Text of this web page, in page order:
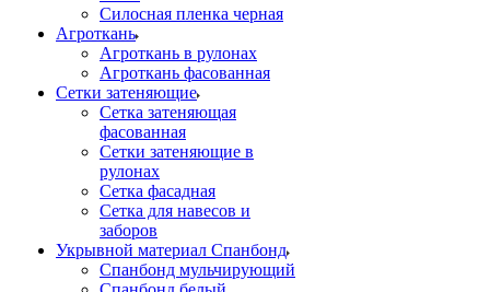
Силосная пленка черная
Агроткань
Агроткань в рулонах
Агроткань фасованная
Сетки затеняющие
Сетка затеняющая
фасованная
Сетки затеняющие в
рулонах
Сетка фасадная
Сетка для навесов и
заборов
Укрывной материал Спанбонд
Спанбонд мульчирующий